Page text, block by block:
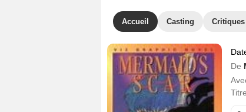
Accueil Casting
De